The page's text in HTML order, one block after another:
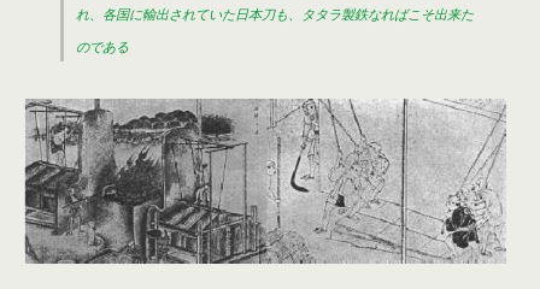
れ、各国に輸出されていた日本刀も、タタラ製鉄なればこそ出来た
のである